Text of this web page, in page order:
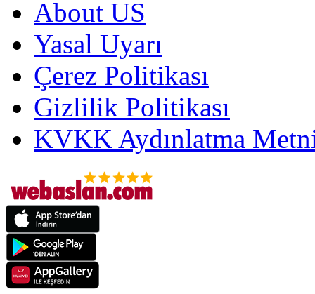
About US
Yasal Uyarı
Çerez Politikası
Gizlilik Politikası
KVKK Aydınlatma